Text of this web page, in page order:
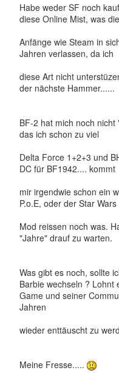
Habe weder SF noch
diese Online Mist, was die
Anfänge wie Steam in
Jahren verlassen, da ich
diese Art nicht
der nächste Hammer......
BF-2 hat mich noch
das ich schon zu viel
Delta Force 1+2+3 und
DC für BF1942.... kommt
mir irgendwie schon ein
P.o.E, oder der Star Wars
Mod reissen noch was.
"Jahre" drauf zu warten.
Was gibt es noch, sollte
Barbie wechseln ? Lohnt
Game und seiner
Jahren
wieder enttäuscht zu
Meine Fresse.....